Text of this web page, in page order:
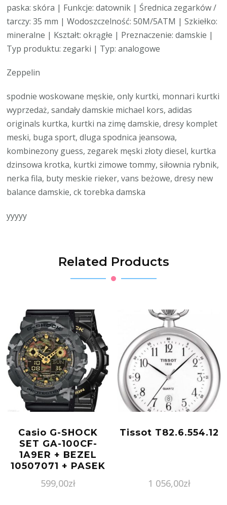
paska: skóra | Funkcje: datownik | Średnica zegarków /
tarczy: 35 mm | Wodoszczelność: 50M/5ATM | Szkiełko:
mineralne | Kształt: okrągłe | Preznaczenie: damskie |
Typ produktu: zegarki | Typ: analogowe
Zeppelin
spodnie woskowane męskie, only kurtki, monnari kurtki
wyprzedaż, sandały damskie michael kors, adidas
originals kurtka, kurtki na zimę damskie, dresy komplet
meski, buga sport, dluga spodnica jeansowa,
kombinezony guess, zegarek męski złoty diesel, kurtka
dzinsowa krotka, kurtki zimowe tommy, siłownia rybnik,
nerka fila, buty meskie rieker, vans beżowe, dresy new
balance damskie, ck torebka damska
yyyyy
Related Products
Casio G-SHOCK
SET GA-100CF-
1A9ER + BEZEL
10507071 + PASEK
599,00zł
Tissot T82.6.554.12
1 056,00zł